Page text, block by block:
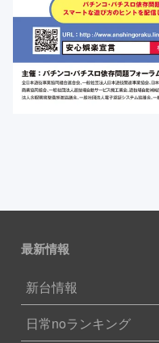
最新情報
新台情報
日常noランキング